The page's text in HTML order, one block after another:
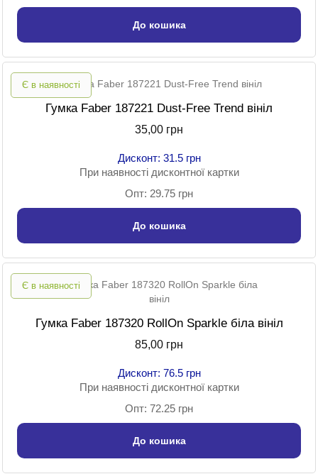
До кошика
Є в наявності
Гумка Faber 187221 Dust-Free Trend вініл
35,00 грн
Дисконт: 31.5 грн
При наявності дисконтної картки
Опт: 29.75 грн
До кошика
Є в наявності
Гумка Faber 187320 RollOn Sparkle біла вініл
85,00 грн
Дисконт: 76.5 грн
При наявності дисконтної картки
Опт: 72.25 грн
До кошика